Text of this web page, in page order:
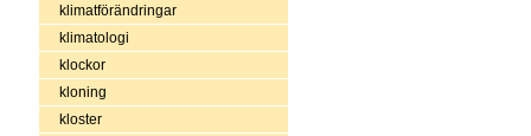
klimatförändringar
klimatologi
klockor
kloning
kloster